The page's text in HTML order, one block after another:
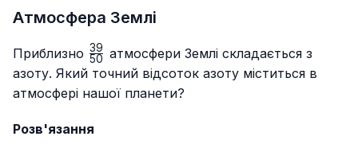
Атмосфера Землі
Приблизно \frac{39}
{50}
50
39 атмосфери Землі складається з
азоту. Який точний відсоток азоту міститься в
атмосфері нашої планети?
Розв'язання